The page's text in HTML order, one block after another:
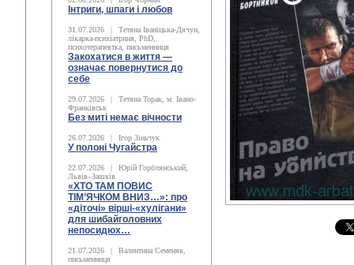
Інтриги, шпаги і любов
31.07.2026 |
Тетяна Іваніцька-Дячун,
лікарка-психіатриня, PhD,
психотерапевтка, письменниця
Закохатися в життя —
означає повернутися до
себе
29.07.2026 |
Тетяна Торак, м. Івано-
Франківськ
Без миті немає вічности
26.07.2026 | Ігор Зіньчук
У полоні Чугайстра
22.07.2026 |
Юрій Горблянський,
Львів–Зашків
«ХТО ТАМ ПОВИС
ТІМ’ЯЧКОМ ВНИЗ…»: про
«діточі» вірші-«хулігани»
для шибайголовних
непосидюх…
21.07.2026 |
Валентина Семеняк,
письменниця